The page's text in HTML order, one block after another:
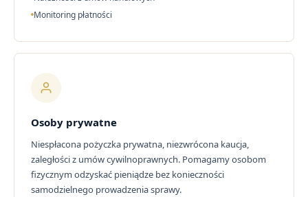
Monitoring płatności
Osoby prywatne
Niespłacona pożyczka prywatna, niezwrócona kaucja,
zaległości z umów cywilnoprawnych. Pomagamy osobom
fizycznym odzyskać pieniądze bez konieczności
samodzielnego prowadzenia sprawy.